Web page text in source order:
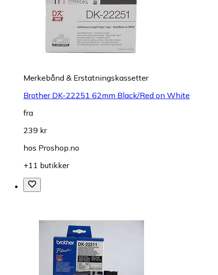
Merkebånd & Erstatningskassetter
Brother DK-22251 62mm Black/Red on White
fra
239 kr
hos Proshop.no
+11 butikker